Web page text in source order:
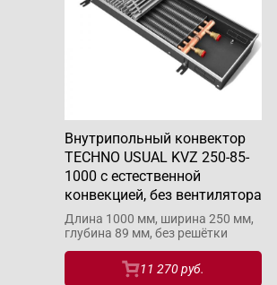
Внутрипольный конвектор
TECHNO USUAL KVZ 250-85-
1000 с естественной
конвекцией, без вентилятора
Длина 1000 мм, ширина 250 мм,
глубина 89 мм, без решётки
11 270 руб.